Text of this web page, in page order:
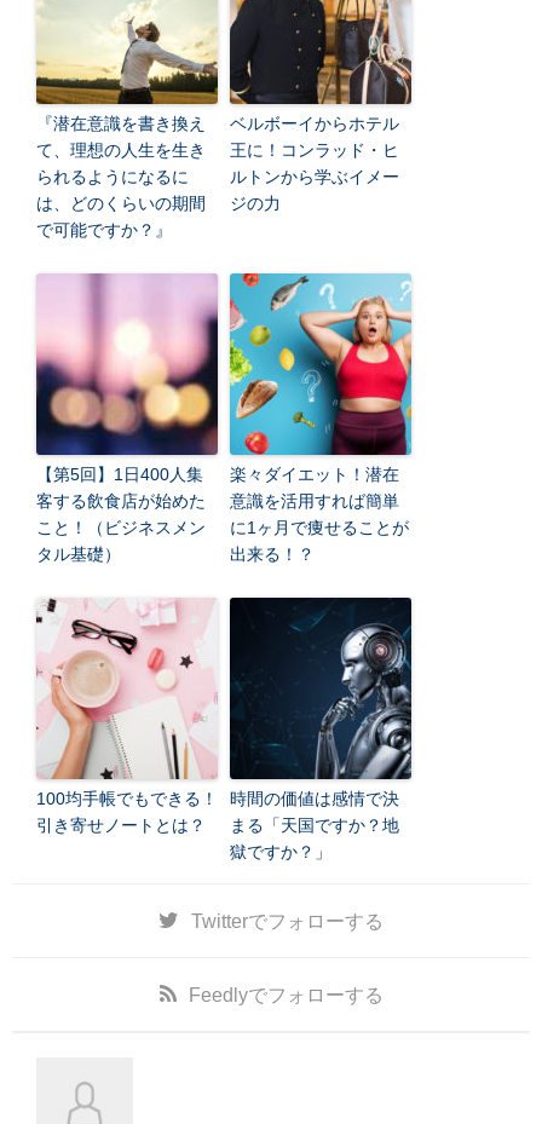
『潜在意識を書き換え
て、理想の人生を生き
られるようになるに
は、どのくらいの期間
で可能ですか？』
ベルボーイからホテル
王に！コンラッド・ヒ
ルトンから学ぶイメー
ジの力
【第5回】1日400人集
客する飲食店が始めた
こと！（ビジネスメン
タル基礎）
楽々ダイエット！潜在
意識を活用すれば簡単
に1ヶ月で痩せることが
出来る！？
100均手帳でもできる！
引き寄せノートとは？
時間の価値は感情で決
まる「天国ですか？地
獄ですか？」
Twitterでフォローする
Feedlyでフォローする